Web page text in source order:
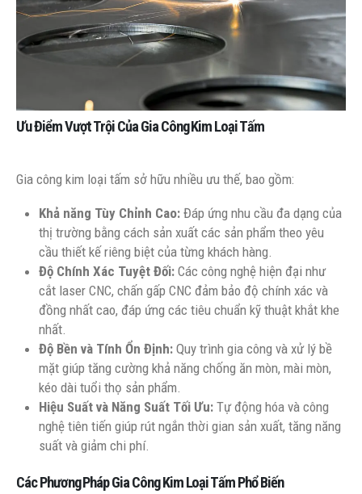
Ưu Điểm Vượt Trội Của Gia Công Kim Loại Tấm
Gia công kim loại tấm sở hữu nhiều ưu thế, bao gồm:
Khả năng Tùy Chỉnh Cao: Đáp ứng nhu cầu đa dạng của
thị trường bằng cách sản xuất các sản phẩm theo yêu
cầu thiết kế riêng biệt của từng khách hàng.
Độ Chính Xác Tuyệt Đối: Các công nghệ hiện đại như
cắt laser CNC, chấn gấp CNC đảm bảo độ chính xác và
đồng nhất cao, đáp ứng các tiêu chuẩn kỹ thuật khắt khe
nhất.
Độ Bền và Tính Ổn Định: Quy trình gia công và xử lý bề
mặt giúp tăng cường khả năng chống ăn mòn, mài mòn,
kéo dài tuổi thọ sản phẩm.
Hiệu Suất và Năng Suất Tối Ưu: Tự động hóa và công
nghệ tiên tiến giúp rút ngắn thời gian sản xuất, tăng năng
suất và giảm chi phí.
Các Phương Pháp Gia Công Kim Loại Tấm Phổ Biến